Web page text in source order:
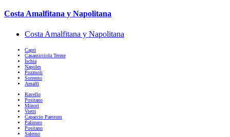
Costa Amalfitana y Napolitana
Costa Amalfitana y Napolitana
Capri
Casamicciola Terme
Ischia
Napoles
Pozzuoli
Sorrento
Amalfi
Ravello
Positano
Minori
Vietri
Capaccio Paestum
Palinuro
Positano
Salerno